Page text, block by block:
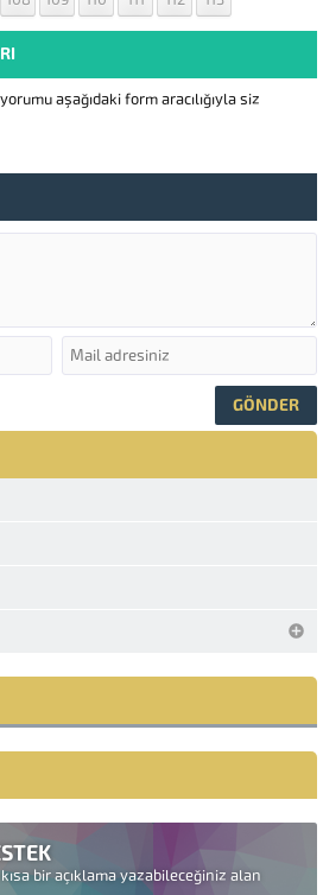
aşağıdaki form aracılığıyla siz
bir açıklama yazabileceğiniz alan